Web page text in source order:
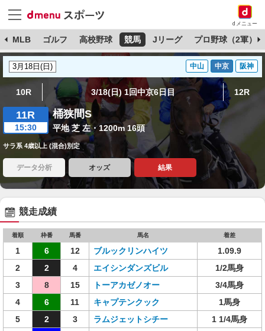
dメニュー
MLB ゴルフ 高校野球 競馬 Jリーグ プロ野球（2軍）
中山 中京 阪神
10R 3/18(日) 1回中京6日目 12R
11R
15:30
桶狭間S
平地 芝 左・1200m 16頭
サラ系 4歳以上 (混合)別定
データ分析 オッズ 結果
競走成績
着順 枠番 馬番 馬名 着差
1 6 12 ブルックリンハイツ
1.09.9
2
2 4 エイシンダンズビル
1/2馬身
3
8 15 トーアカゼノオー
3/4馬身
4
6 11 キャプテンクック
1馬身
5
2 3 ラムジェットシチー
1 1/4馬身